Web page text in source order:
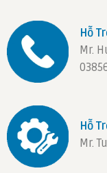
Hỗ
Mr.
Hỗ
Mr.